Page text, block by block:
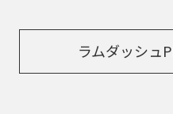
ラムダッシュ